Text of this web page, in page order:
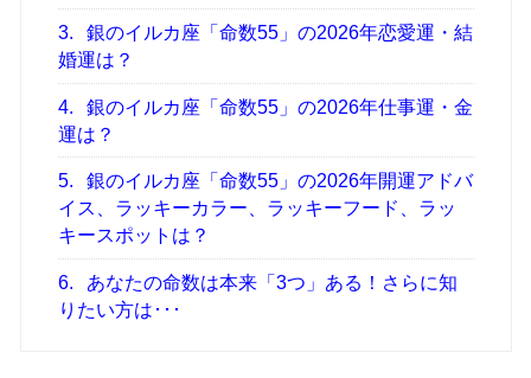
3.
銀のイルカ座「命数55」の2026年恋愛運・結
婚運は？
4.
銀のイルカ座「命数55」の2026年仕事運・金
運は？
5.
銀のイルカ座「命数55」の2026年開運アドバ
イス、ラッキーカラー、ラッキーフード、ラッ
キースポットは？
6.
あなたの命数は本来「3つ」ある！さらに知
りたい方は･･･